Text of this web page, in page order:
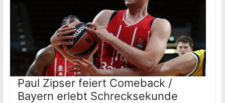
Paul Zipser feiert Comeback /
Bayern erlebt Schrecksekunde